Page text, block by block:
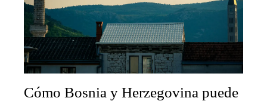
Cómo Bosnia y Herzegovina puede